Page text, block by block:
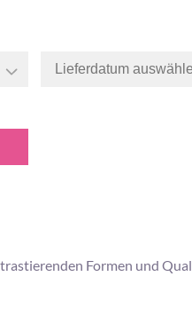
Formen und